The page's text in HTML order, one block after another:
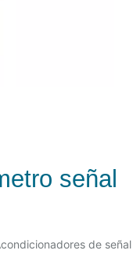
señal
de señal